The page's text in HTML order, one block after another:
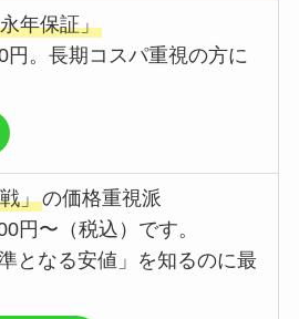
年保証」
円。長期コスパ重視の方に
」の価格重視派
円〜（税込）です。
となる安値」を知るのに最